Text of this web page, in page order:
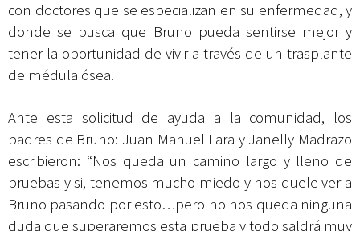
con doctores que se especializan en su enfermedad, y
donde se busca que Bruno pueda sentirse mejor y
tener la oportunidad de vivir a través de un trasplante
de médula ósea.
Ante esta solicitud de ayuda a la comunidad, los
padres de Bruno: Juan Manuel Lara y Janelly Madrazo
escribieron: “Nos queda un camino largo y lleno de
pruebas y si, tenemos mucho miedo y nos duele ver a
Bruno pasando por esto…pero no nos queda ninguna
duda que superaremos esta prueba y todo saldrá muy